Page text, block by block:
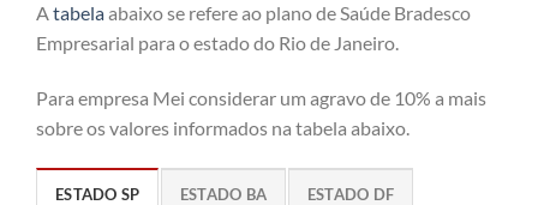
Atabelaabaixo se refere ao plano de Saúde Bradesco
Empresarial para o estado do Rio de Janeiro.
Para empresa Mei considerar um agravo de 10% a mais
sobre os valores informados na tabela abaixo.
ESTADO SP ESTADO BA ESTADO DF